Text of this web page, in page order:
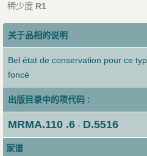
稀少度 R1
关于品相的说明
Bel état de conservation pour ce
foncé
出版目录中的项代码 :
MRMA.110 .6- D.5516
家谱